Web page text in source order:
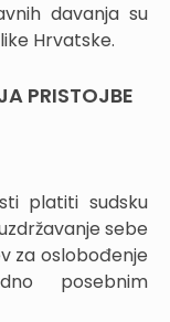
davanja su
Hrvatske.
PRISTOJBE
platiti sudsku
sebe
za oslobođenje
posebnim